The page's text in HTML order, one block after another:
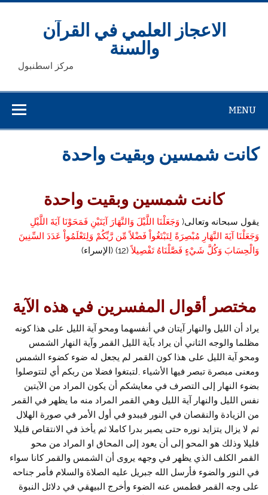
Skip
الاعجاز العلمي في القرآن
والسنة
مركز اسطنبول
MENU
كانت شمسين وبقيت واحدة
كانت شمسين وبقيت واحدة
يقول سبحانه وتعالى( وَجَعَلْنَا اللَّيْلَ وَالنَّهَارَ آيَتَيْنِ فَمَحَوْنَا آيَةَ اللَّيْلِ
وَجَعَلْنَا آيَةَ النَّهَارِ مُبْصِرَةً لِتَبْتَغُواْ فَضْلاً مِّن رَّبِّكُمْ وَلِتَعْلَمُواْ عَدَدَ السِّنِينَ
وَالْحِسَابَ وَكُلَّ شَيْءٍ فَصَّلْنَاهُ تَفْصِيلاً(12) (الإسراء)
مختصر أقوال المفسرين في هذه الآية
يراد أن الليل والنهار آيتان في أنفسهما ومحو آية الليل على هذا كونه
مظلما والوجه الثاني أن يراد بآية الليل القمر وآية النهار الشمس
ومحو آية الليل على هذا كون القمر لم يجعل له ضوء كضوء الشمس
ومعنى مبصرة تبصر فيها الأشياء ,لتبتغوا فضلا من ربكم أي لتتوصلوا
بضوء النهار إلى التصرف في معايشكم أن يكون المراد من الآيتين
نفس الليل والنهار آية الليل وهي القمر المراد منه ما يظهر في القمر
من الزيادة والنقصان في النور فيبدو في أول الأمر في صورة الهلال
ثم لا يزال يتزايد نوره حتى يصير بدرا كاملا ثم يأخذ في الانتقاص قليلا
قليلا وذلك هو المحو إلى أن يعود إلى المحاق او المراد من محو
القمر الكلف الذي يظهر في وجهه يروى أن الشمس والقمر كانا سواء
في النور والضوء فأرسل الله جبريل عليه الصلاة والسلام فأمر جناحه
على وجه القمر فطمس عنه الضوء وأخرج البيهقي في دلائل النبوة